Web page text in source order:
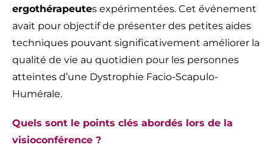
ergothérapeutes expérimentées. Cet événement
avait pour objectif de présenter des petites aides
techniques pouvant significativement améliorer la
qualité de vie au quotidien pour les personnes
atteintes d’une Dystrophie Facio-Scapulo-
Humérale.
Quels sont le points clés abordés lors de la
visioconférence ?